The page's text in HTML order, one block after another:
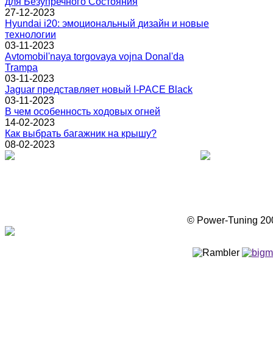
27-12-2023
Hyundai i20: эмоциональный дизайн и новые
технологии
03-11-2023
Avtomobil'naya torgovaya vojna Donal'da
Trampa
03-11-2023
Jaguar представляет новый I-PACE Black
03-11-2023
В чем особенность ходовых огней
14-02-2023
Как выбрать багажник на крышу?
08-02-2023
© Power-Tuning